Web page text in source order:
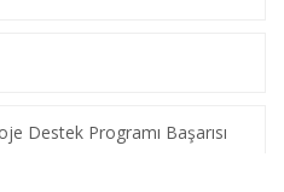
Destek Programı Başarısı
ile Tamamlandı!